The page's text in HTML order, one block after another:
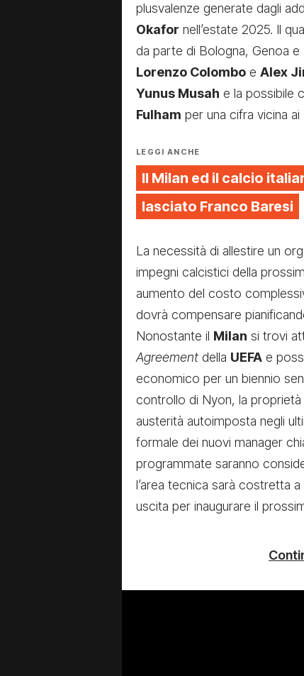
plusvalenze generate dagli
Okafor nell’estate 2025. Il
da parte di Bologna, Genoa
Lorenzo Colombo e Alex
Yunus Musah e la possibile
Fulham per una cifra vicina ai
LEGGI ANCHE
Il Milan ed il calcio
lasciato Franco Baresi
La necessità di allestire un
impegni calcistici della
aumento del costo
dovrà compensare
Nonostante il Milan si trovi
Agreement della UEFA e
economico per un biennio
controllo di Nyon, la
austerità autoimposta negli
formale dei nuovi manager
programmate saranno
l’area tecnica sarà costretta
uscita per inaugurare il